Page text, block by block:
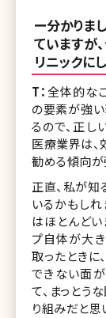
ー分かりま
ていますが
リニックに
T：全体的な
の要素が強
るので、正し
医療業界は
勧める傾向が
正直、私が知
いるかもし
はほとんど
プ自体が大き
取ったときに
できない面
て、まっとう
り組みだと思